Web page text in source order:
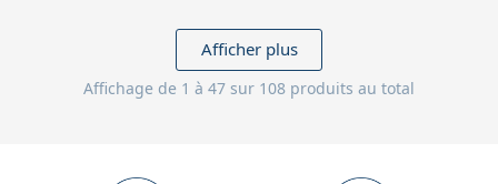
Affichage de 1 à 47 sur 108 produits au total
Afficher plus